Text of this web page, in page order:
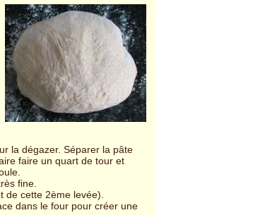
la dégazer. Séparer la pâte
faire un quart de tour et
fine.
cette 2ème levée).
dans le four pour créer une